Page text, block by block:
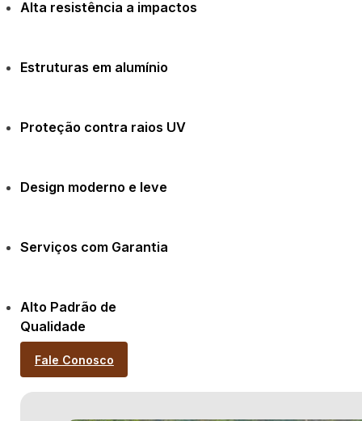
Alta resistência a impactos
Estruturas em alumínio
Proteção contra raios UV
Design moderno e leve
Serviços com Garantia
Alto Padrão de
Qualidade
Fale Conosco